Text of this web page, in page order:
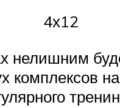
4х12
комплексов